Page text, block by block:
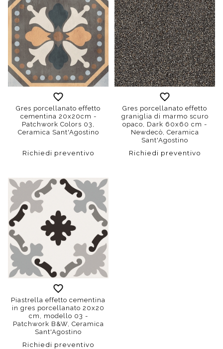
Gres porcellanato effetto
cementina 20x20cm -
Patchwork Colors 03,
Ceramica Sant'Agostino
Richiedi preventivo
Gres porcellanato effetto
graniglia di marmo scuro
opaco, Dark 60x60 cm -
Newdecò, Ceramica
Sant'Agostino
Richiedi preventivo
Piastrella effetto cementina
in gres porcellanato 20x20
cm, modello 03 -
Patchwork B&W, Ceramica
Sant'Agostino
Richiedi preventivo